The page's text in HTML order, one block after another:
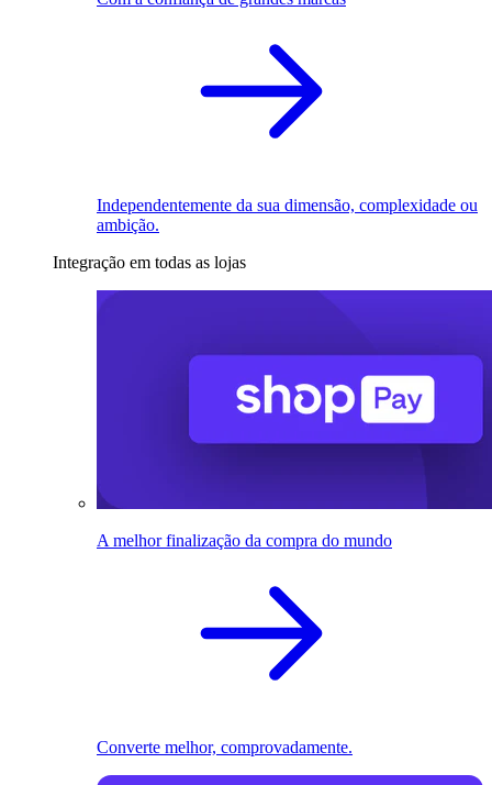
Independentemente da sua dimensão, complexidade ou
ambição.
Integração em todas as lojas
A melhor finalização da compra do mundo
Converte melhor, comprovadamente.